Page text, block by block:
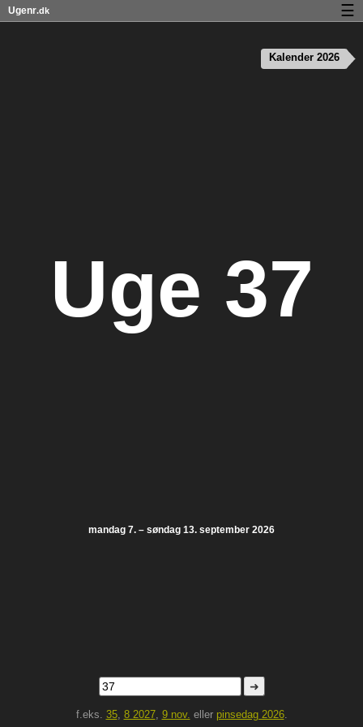
Uge 37
mandag 7. – søndag 13. september 2026
➜
f.eks. 35, 8 2027, 9 nov. eller pinsedag 2026.
Kalender 2026
Ugenr.dk ☰